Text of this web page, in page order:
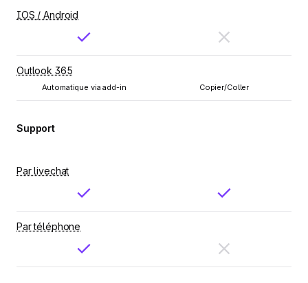
IOS / Android
Outlook 365
Automatique via add-in Copier/Coller
Support
Par livechat
Par téléphone